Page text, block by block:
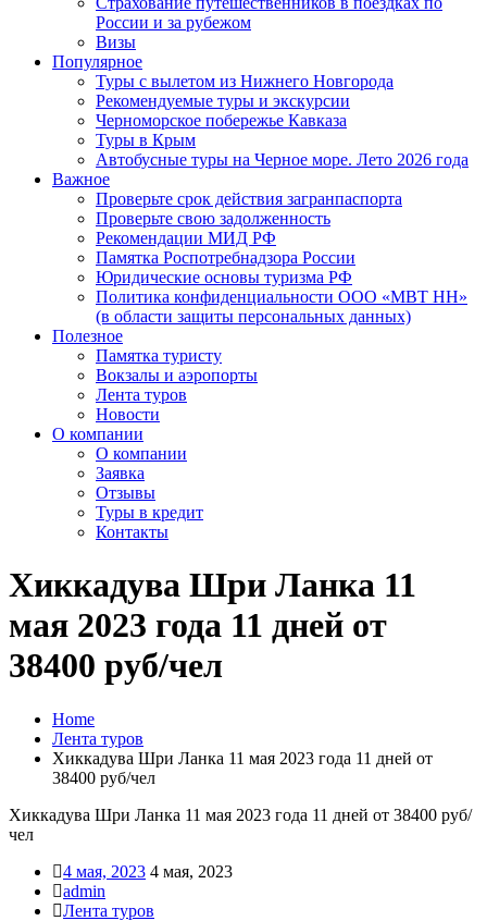
России и за рубежом
Визы
Популярное
Туры с вылетом из Нижнего Новгорода
Рекомендуемые туры и экскурсии
Черноморское побережье Кавказа
Туры в Крым
Автобусные туры на Черное море. Лето 2026 года
Важное
Проверьте срок действия загранпаспорта
Проверьте свою задолженность
Рекомендации МИД РФ
Памятка Роспотребнадзора России
Юридические основы туризма РФ
Политика конфиденциальности ООО «МВТ НН»
(в области защиты персональных данных)
Полезное
Памятка туристу
Вокзалы и аэропорты
Лента туров
Новости
О компании
О компании
Заявка
Отзывы
Туры в кредит
Контакты
Хиккадува Шри Ланка 11
мая 2023 года 11 дней от
38400 руб/чел
Home
Лента туров
Хиккадува Шри Ланка 11 мая 2023 года 11 дней от
38400 руб/чел
Хиккадува Шри Ланка 11 мая 2023 года 11 дней от 38400 руб/
чел
4 мая, 2023 4 мая, 2023
admin
Лента туров